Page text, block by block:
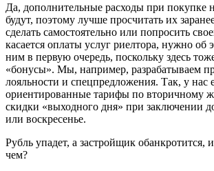
Да, дополнительные расходы при покупке
будут, поэтому лучше просчитать их
сделать самостоятельно или попросить
касается оплаты услуг риелтора, нужно об
ним в первую очередь, поскольку здесь
«бонусы». Мы, например, разрабатываем
лояльности и спецпредложения. Так, у нас
ориентированные тарифы по вторичному
скидки «выходного дня» при заключении
или воскресенье.
Рубль упадет, а застройщик обанкротится,
чем?